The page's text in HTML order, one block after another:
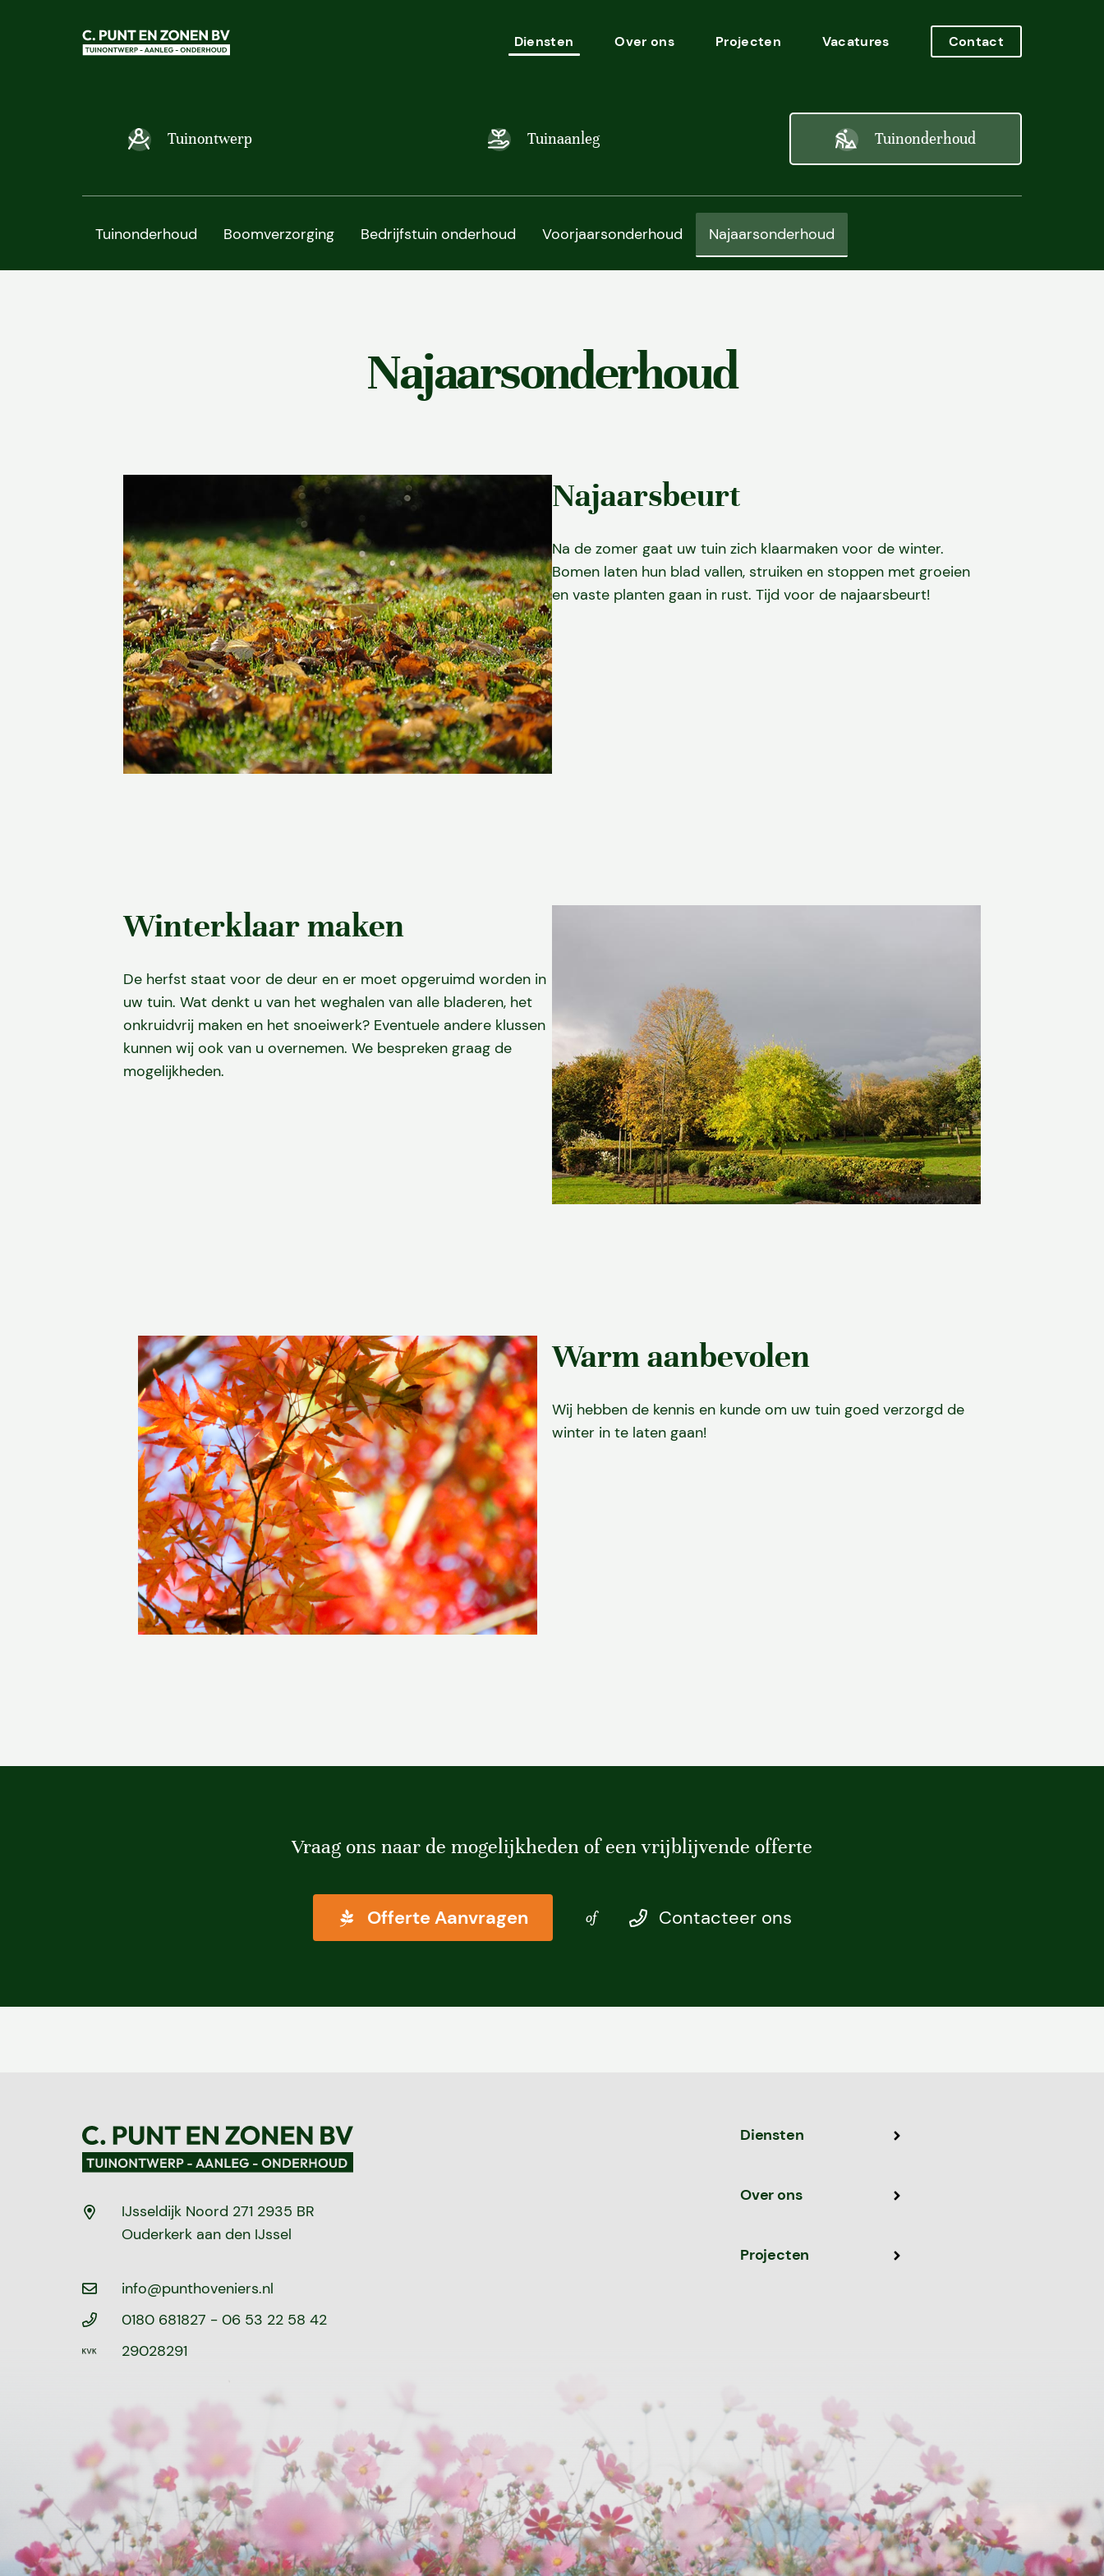
Diensten Over ons Projecten Vacatures Contact
Projecten
Vacatures
Contact
Tuinontwerp Tuinaanleg Tuinonderhoud
Tuinonderhoud Boomverzorging Bedrijfstuin onderhoud Voorjaarsonderhoud Najaarsonderhoud
Najaarsonderhoud
Najaarsbeurt
Na de zomer gaat uw tuin zich klaarmaken voor de winter.
Bomen laten hun blad vallen, struiken en stoppen met groeien
en vaste planten gaan in rust. Tijd voor de najaarsbeurt!
Winterklaar maken
De herfst staat voor de deur en er moet opgeruimd worden in
uw tuin. Wat denkt u van het weghalen van alle bladeren, het
onkruidvrij maken en het snoeiwerk? Eventuele andere klussen
kunnen wij ook van u overnemen. We bespreken graag de
mogelijkheden.
Warm aanbevolen
Wij hebben de kennis en kunde om uw tuin goed verzorgd de
winter in te laten gaan!
Vraag ons naar de mogelijkheden of een vrijblijvende offerte
Offerte Aanvragen of Contacteer ons
IJsseldijk Noord 271 2935 BR
Ouderkerk aan den IJssel
info@punthoveniers.nl
0180 681827 - 06 53 22 58 42
29028291
Diensten
Over ons
Projecten